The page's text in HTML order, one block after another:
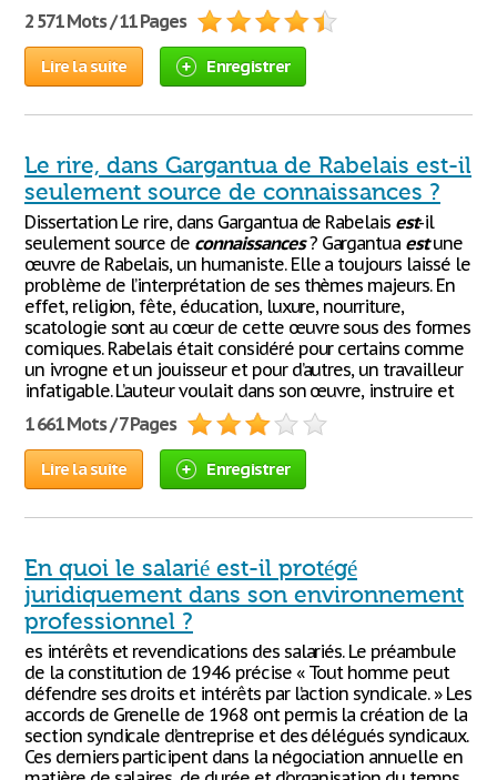
2 571 Mots / 11 Pages
Lire la suite Enregistrer
Le rire, dans Gargantua de Rabelais est-il
seulement source de connaissances ?
Dissertation Le rire, dans Gargantua de Rabelais est-il
seulement source de connaissances? Gargantua estune
œuvre de Rabelais, un humaniste. Elle a toujours laissé le
problème de l’interprétation de ses thèmes majeurs. En
effet, religion, fête, éducation, luxure, nourriture,
scatologie sont au cœur de cette œuvre sous des formes
comiques. Rabelais était considéré pour certains comme
un ivrogne et un jouisseur et pour d’autres, un travailleur
infatigable. L’auteur voulait dans son œuvre, instruire et
1 661 Mots / 7 Pages
Lire la suite Enregistrer
En quoi le salarié est-il protégé
juridiquement dans son environnement
professionnel ?
es intérêts et revendications des salariés. Le préambule
de la constitution de 1946 précise « Tout homme peut
défendre ses droits et intérêts par l’action syndicale. » Les
accords de Grenelle de 1968 ont permis la création de la
section syndicale d’entreprise et des délégués syndicaux.
Ces derniers participent dans la négociation annuelle en